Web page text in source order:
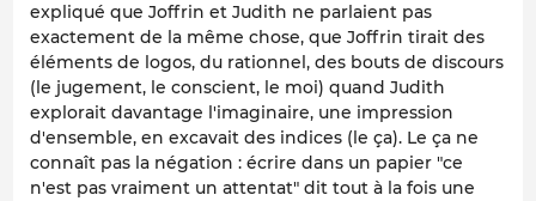
expliqué que Joffrin et Judith ne parlaient pas
exactement de la même chose, que Joffrin tirait des
éléments de logos, du rationnel, des bouts de discours
(le jugement, le conscient, le moi) quand Judith
explorait davantage l'imaginaire, une impression
d'ensemble, en excavait des indices (le ça). Le ça ne
connaît pas la négation : écrire dans un papier "ce
n'est pas vraiment un attentat" dit tout à la fois une